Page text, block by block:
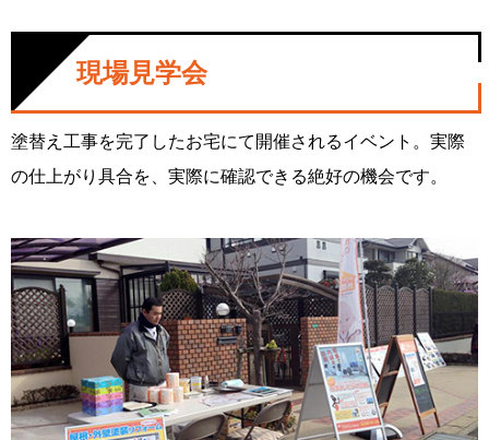
現場見学会
塗替え工事を完了したお宅にて開催されるイベント。実際
の仕上がり具合を、実際に確認できる絶好の機会です。